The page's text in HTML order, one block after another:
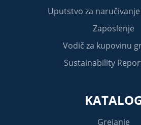
Uputstvo za
Zaposlenje
Vodič za kupovinu
Sustainability
Grejanje